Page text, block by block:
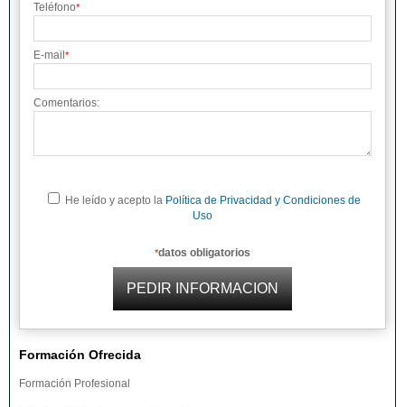
Teléfono*
E-mail *
Comentarios:
He leído y acepto la Política de Privacidad y Condiciones de
Uso
*datos obligatorios
Formación Ofrecida
Formación Profesional